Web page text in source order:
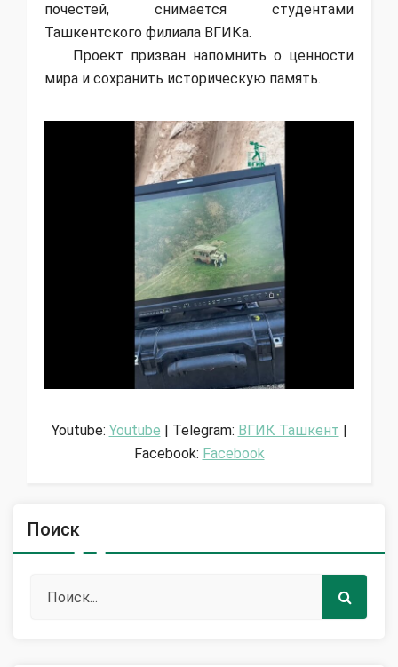
почестей, снимается студентами
Ташкентского филиала ВГИКа.
Проект призван напомнить о ценности
мира и сохранить историческую память.
Youtube: Youtube | Telegram: ВГИК Ташкент
Facebook: Facebook
Поиск